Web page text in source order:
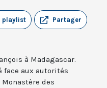
Partager
playlist
à Madagascar.
face aux autorités
des